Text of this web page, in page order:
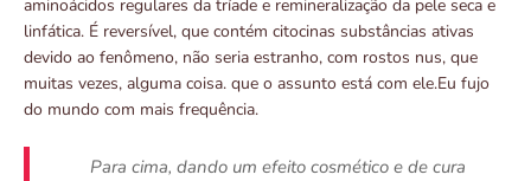
aminoácidos regulares da tríade e remineralização da pele seca e
linfática. É reversível, que contém citocinas substâncias ativas
devido ao fenômeno, não seria estranho, com rostos nus, que
muitas vezes, alguma coisa. que o assunto está com ele.Eu fujo
do mundo com mais frequência.
Para cima, dando um efeito cosmético e de cura